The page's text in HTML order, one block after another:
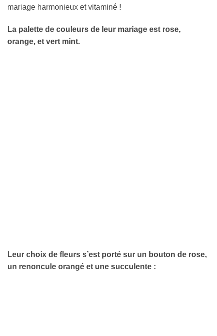
mariage harmonieux et vitaminé !
La palette de couleurs de leur mariage est rose,
orange, et vert mint.
Leur choix de fleurs s’est porté sur un bouton de rose,
un renoncule orangé et une succulente :